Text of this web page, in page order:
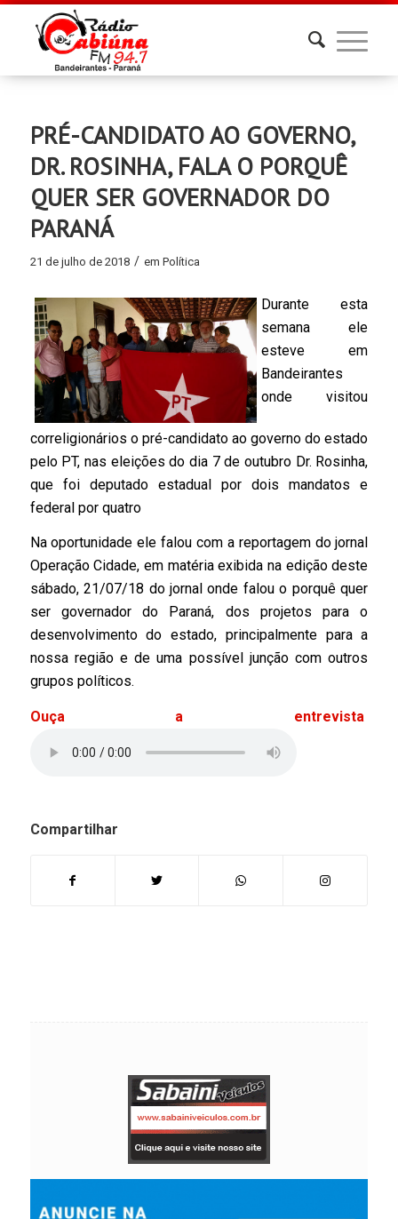
PRÉ-CANDIDATO AO GOVERNO,
DR. ROSINHA, FALA O PORQUÊ
QUER SER GOVERNADOR DO
PARANÁ
21 de julho de 2018 / em Política
Durante esta
semana ele
esteve em
Bandeirantes
onde visitou
correligionários o pré-candidato ao governo do estado
pelo PT, nas eleições do dia 7 de outubro Dr. Rosinha,
que foi deputado estadual por dois mandatos e
federal por quatro
Na oportunidade ele falou com a reportagem do jornal
Operação Cidade, em matéria exibida na edição deste
sábado, 21/07/18 do jornal onde falou o porquê quer
ser governador do Paraná, dos projetos para o
desenvolvimento do estado, principalmente para a
nossa região e de uma possível junção com outros
grupos políticos.
Ouça a entrevista
Compartilhar